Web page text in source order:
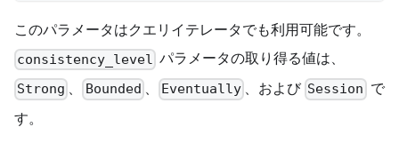
このパラメータはクエリイテレータでも利用可能です。
consistency_level パラメータの取り得る値は、
Strong 、 Bounded 、 Eventually 、および Session で
す。